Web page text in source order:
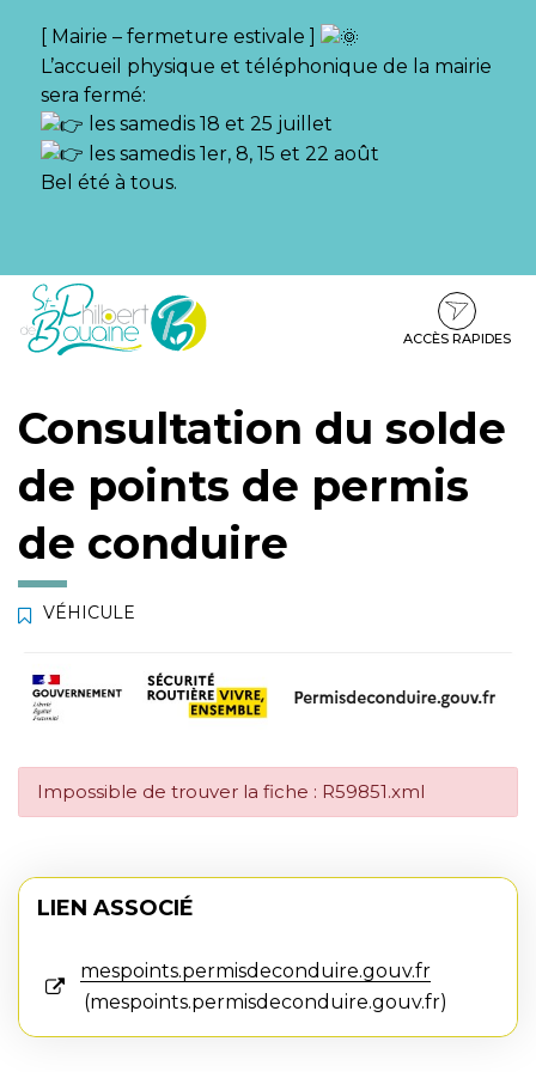
[ Mairie – fermeture estivale ]
L’accueil physique et téléphonique de la mairie
sera fermé:
les samedis 18 et 25 juillet
les samedis 1er, 8, 15 et 22 août
Bel été à tous.
Aller
Aller
contenu
Aller
pied
ACCÈS RAPIDES
Consultation du solde
de points de permis
de conduire
VÉHICULE
Impossible de trouver la fiche : R59851.xml
LIEN ASSOCIÉ
mespoints.permisdeconduire.gouv.fr
mespoints.permisdeconduire.gouv.fr